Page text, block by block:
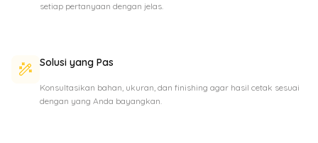
setiap pertanyaan dengan jelas.
Solusi yang Pas
Konsultasikan bahan, ukuran, dan finishing agar hasil cetak sesuai
dengan yang Anda bayangkan.